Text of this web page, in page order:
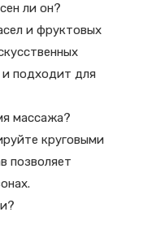
ли он?
и фруктовых
и подходит для
массажа?
круговыми
позволяет